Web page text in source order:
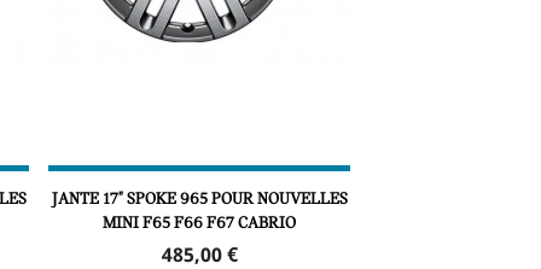
JANTE 17" SPOKE 965 POUR NOUVELLES
MINI F65 F66 F67 CABRIO
Prix
485,00 €